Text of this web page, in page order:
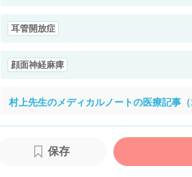
耳管開放症
顔面神経麻痺
村上先生のメディカルノートの医療記事
保存